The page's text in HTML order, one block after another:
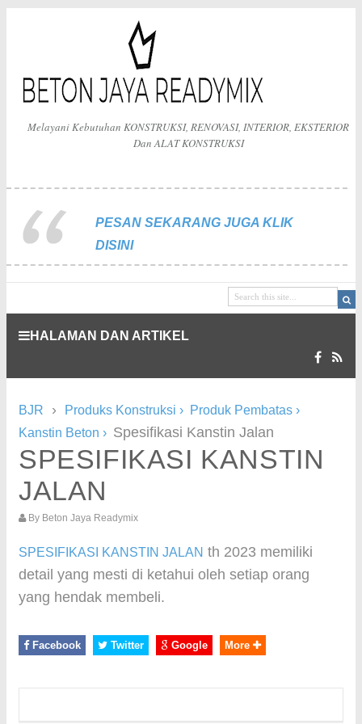
Melayani Kebutuhan KONSTRUKSI, RENOVASI, INTERIOR, EKSTERIOR
Dan ALAT KONSTRUKSI
PESAN SEKARANG JUGA KLIK
DISINI
HALAMAN DAN ARTIKEL
BJR › Produks Konstruksi › Produk Pembatas ›
Kanstin Beton › Spesifikasi Kanstin Jalan
SPESIFIKASI KANSTIN
JALAN
By Beton Jaya Readymix
SPESIFIKASI KANSTIN JALAN th 2023 memiliki
detail yang mesti di ketahui oleh setiap orang
yang hendak membeli.
Facebook Twitter Google More